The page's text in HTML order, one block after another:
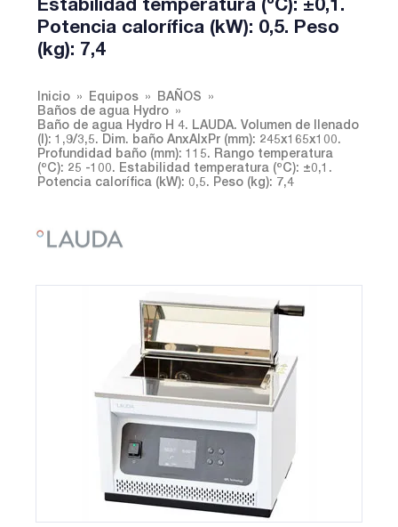
Potencia calorífica (kW): 0,5. Peso
(kg): 7,4
Inicio Equipos
BAÑOS
Baños de agua Hydro
Baño de agua Hydro H 4. LAUDA. Volumen de llenado
(l): 1,9/3,5. Dim. baño AnxAlxPr (mm): 245x165x100.
Profundidad baño (mm): 115. Rango temperatura
(ºC): 25 -100. Estabilidad temperatura (ºC): ±0,1.
Potencia calorífica (kW): 0,5. Peso (kg): 7,4